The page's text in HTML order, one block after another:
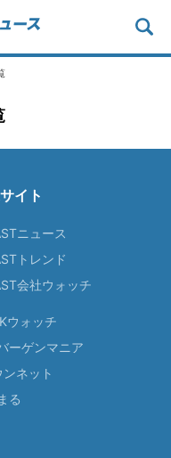
イト
ニュース
トレンド
会社ウォッチ
ウォッチ
ーゲンマニア
ネット
る